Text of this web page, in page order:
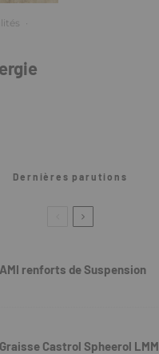
·
Dernières parutions
AMI renforts de Suspension
Graisse Castrol Spheerol LMM